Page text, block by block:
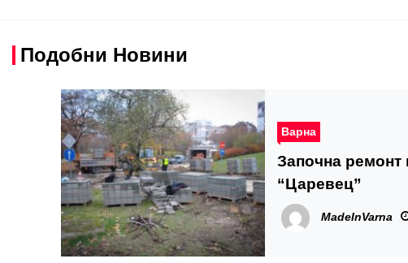
Подобни Новини
Варна
Започна ремонт
“Царевец”
MadeInVarna